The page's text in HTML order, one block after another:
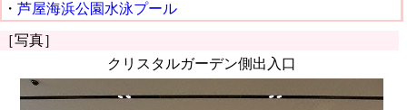
・ 芦屋海浜公園水泳プール
［写真］
クリスタルガーデン側出入口